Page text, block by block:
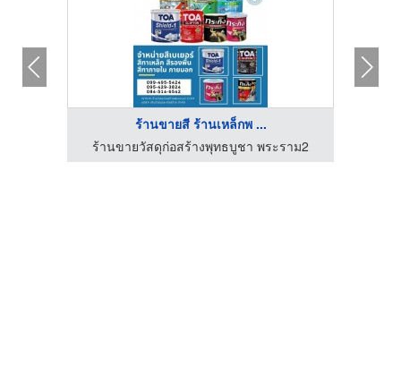
ร้านขายสี ร้านเหล็กพ ...
ร้านขายวัสดุก่อสร้างพุทธบูชา พระราม2